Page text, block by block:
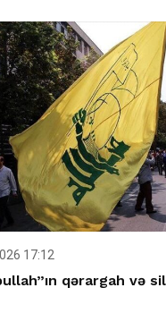
17:12
qərargah və